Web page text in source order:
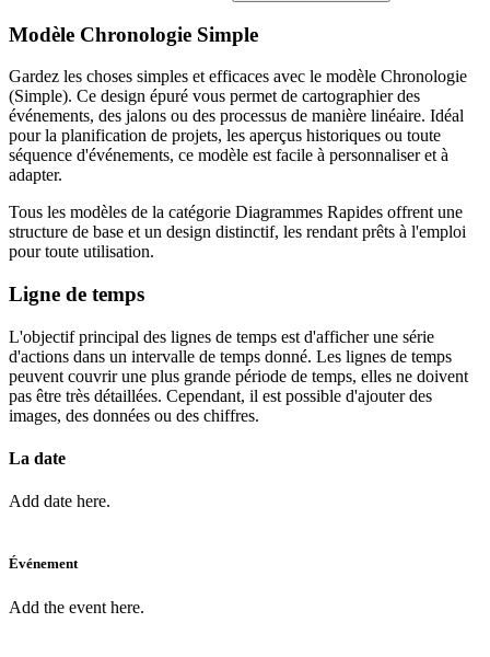
Modèle Chronologie Simple
Gardez les choses simples et efficaces avec le modèle Chronologie
(Simple). Ce design épuré vous permet de cartographier des
événements, des jalons ou des processus de manière linéaire. Idéal
pour la planification de projets, les aperçus historiques ou toute
séquence d'événements, ce modèle est facile à personnaliser et à
adapter.
Tous les modèles de la catégorie Diagrammes Rapides offrent une
structure de base et un design distinctif, les rendant prêts à l'emploi
pour toute utilisation.
Ligne de temps
L'objectif principal des lignes de temps est d'afficher une série
d'actions dans un intervalle de temps donné. Les lignes de temps
peuvent couvrir une plus grande période de temps, elles ne doivent
pas être très détaillées. Cependant, il est possible d'ajouter des
images, des données ou des chiffres.
La date
Add date here.
Événement
Add the event here.